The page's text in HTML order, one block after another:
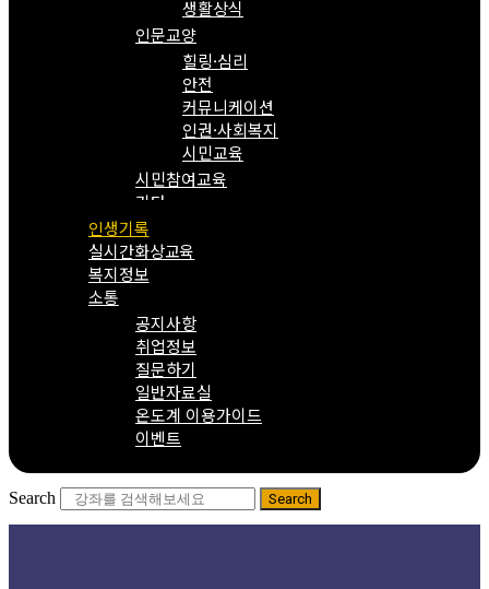
생활상식
인문교양
힐링·심리
안전
커뮤니케이션
인권·사회복지
시민교육
시민참여교육
기타
인생기록
실시간화상교육
복지정보
소통
공지사항
취업정보
질문하기
일반자료실
온도계 이용가이드
이벤트
Search Search